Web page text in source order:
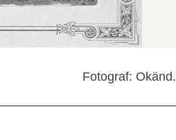
Fotograf: Okänd.